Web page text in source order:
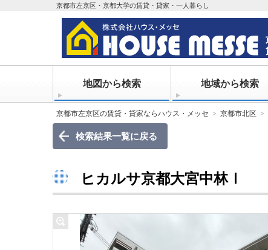
京都市左京区・京都大学の賃貸・貸家・一人暮らし
地図から検索 地域から検索
京都市左京区の賃貸・貸家ならハウス・メッセ 京都市北区
検索結果一覧に戻る
ヒカルサ京都大宮中林Ⅰ